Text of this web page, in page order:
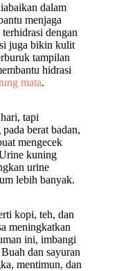
dalam
menjaga
dengan
juga bikin kulit
tampilan
hidrasi
mata.
tapi
berat badan,
mengecek
kuning
urine
lebih banyak.
kopi, teh, dan
meningkatkan
ini, imbangi
dan sayuran
mentimun, dan